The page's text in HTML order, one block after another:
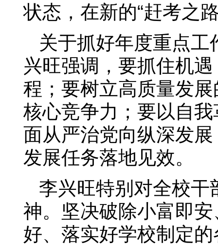
状态，在新的“赶考之
关于抓好年度重点
兴旺强调，要抓住机
程；要树立高质量发
核心竞争力；要以自
面从严治党向纵深发
发展任务落地见效。
李兴旺特别对全校
神。坚决破除小富即
好、落实好学校制定